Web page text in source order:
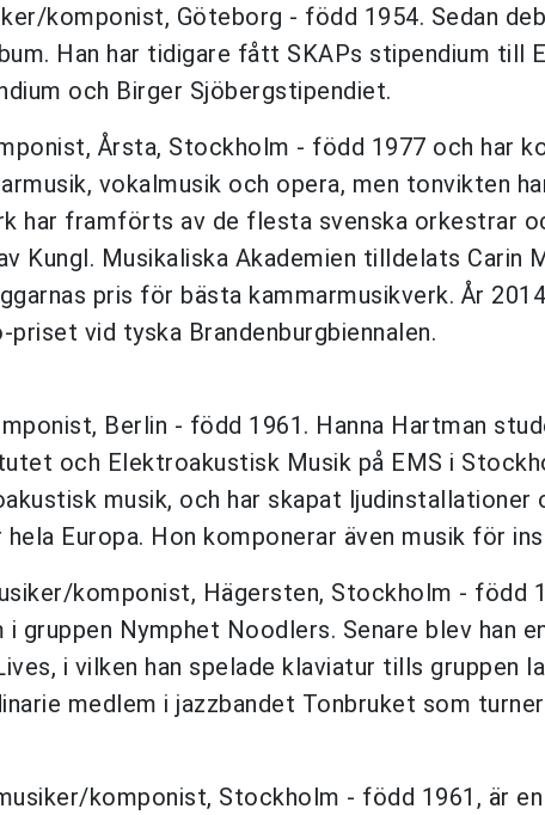
komponist, Göteborg - född 1954. Sedan
Han har tidigare fått SKAPs stipendium till
och Birger Sjöbergstipendiet.
Årsta, Stockholm - född 1977 och har
vokalmusik och opera, men tonvikten
har framförts av de flesta svenska orkestrar
Kungl. Musikaliska Akademien tilldelats
pris för bästa kammarmusikverk. År
vid tyska Brandenburgbiennalen.
Berlin - född 1961. Hanna Hartman
och Elektroakustisk Musik på EMS i
musik, och har skapat
Europa. Hon komponerar även musik för
komponist, Hägersten, Stockholm - född
gruppen Nymphet Noodlers. Senare blev han
i vilken han spelade klaviatur tills gruppen
medlem i jazzbandet Tonbruket som
komponist, Stockholm - född 1961, är